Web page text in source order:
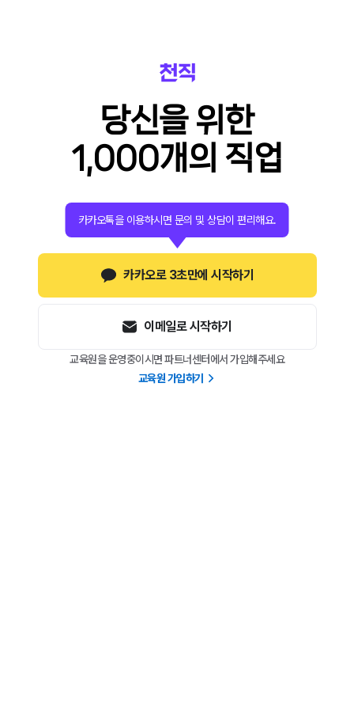
당신을 위한
1,000개의 직업
카카오로 3초만에 시작하기
카카오톡을 이용하시면 문의 및 상담이 편리해요.
이메일로 시작하기
교육원을 운영중이시면 파트너센터에서 가입해주세요
교육원 가입하기